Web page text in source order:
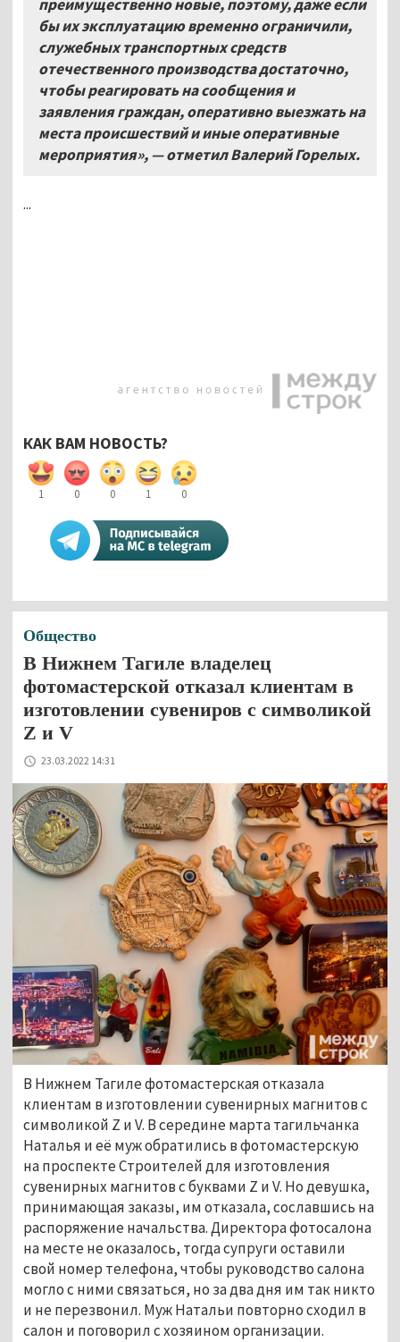
преимущественно новые, поэтому, даже если
бы их эксплуатацию временно ограничили,
служебных транспортных средств
отечественного производства достаточно,
чтобы реагировать на сообщения и
заявления граждан, оперативно выезжать на
места происшествий и иные оперативные
мероприятия», —отметил Валерий Горелых.
...
КАК ВАМ НОВОСТЬ?
1 0 0 1 0
Общество
В Нижнем Тагиле владелец
фотомастерской отказал клиентам в
изготовлении сувениров с символикой
Z и V
23.03.2022 14:31
В Нижнем Тагиле фотомастерская отказала
клиентам в изготовлении сувенирных магнитов с
символикой Z и V. В середине марта тагильчанка
Наталья и её муж обратились в фотомастерскую
на проспекте Строителей для изготовления
сувенирных магнитов с буквами Z и V. Но девушка,
принимающая заказы, им отказала, сославшись на
распоряжение начальства. Директора фотосалона
на месте не оказалось, тогда супруги оставили
свой номер телефона, чтобы руководство салона
могло с ними связаться, но за два дня им так никто
и не перезвонил. Муж Натальи повторно сходил в
салон и поговорил с хозяином организации.